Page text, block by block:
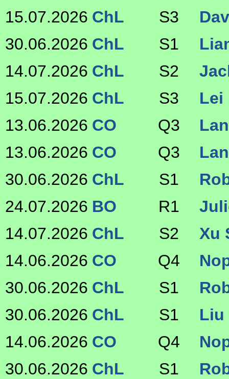
15.07.2026 ChL S3
30.06.2026 ChL S1
14.07.2026 ChL S2
15.07.2026 ChL S3
Lei
13.06.2026 CO Q3
13.06.2026 CO Q3
30.06.2026 ChL S1
24.07.2026 BO R1
14.07.2026 ChL S2
Xu
14.06.2026 CO Q4
30.06.2026 ChL S1
30.06.2026 ChL S1
Liu
14.06.2026 CO Q4
30.06.2026 ChL S1